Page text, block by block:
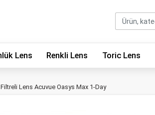
Lens Renkli Lens Toric Lens
Filtreli Lens Acuvue Oasys Max 1-Day